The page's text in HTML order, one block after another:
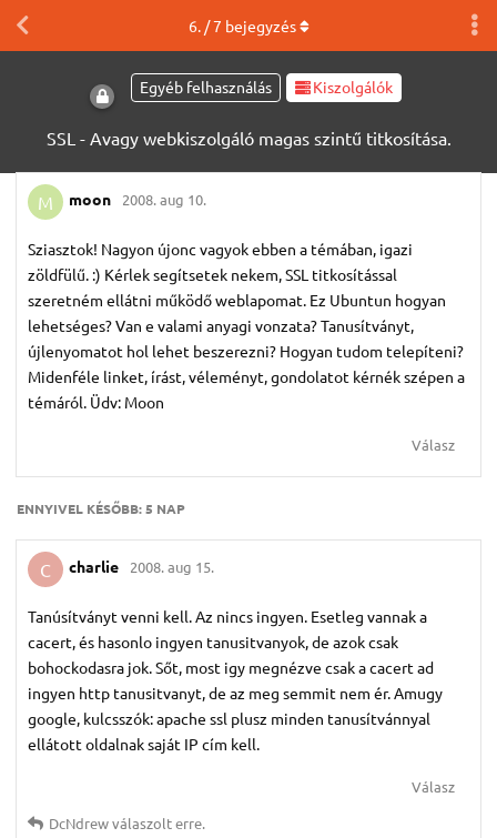
Egyéb felhasználás Kiszolgálók
SSL - Avagy webkiszolgáló magas szintű titkosítása.
6. /7 bejegyzés
M moon 2008. aug 10.
Sziasztok! Nagyon újonc vagyok ebben a témában, igazi
zöldfülű. :) Kérlek segítsetek nekem, SSL titkosítással
szeretném ellátni működő weblapomat. Ez Ubuntun hogyan
lehetséges? Van e valami anyagi vonzata? Tanusítványt,
újlenyomatot hol lehet beszerezni? Hogyan tudom telepíteni?
Midenféle linket, írást, véleményt, gondolatot kérnék szépen a
témáról. Üdv: Moon
Válasz
ENNYIVEL KÉSŐBB:5 NAP
C charlie 2008. aug 15.
Tanúsítványt venni kell. Az nincs ingyen. Esetleg vannak a
cacert, és hasonlo ingyen tanusitvanyok, de azok csak
bohockodasra jok. Sőt, most igy megnézve csak a cacert ad
ingyen http tanusitvanyt, de az meg semmit nem ér. Amugy
google, kulcsszók: apache ssl plusz minden tanusítvánnyal
ellátott oldalnak saját IP cím kell.
Válasz
DcNdrewválaszolt erre.